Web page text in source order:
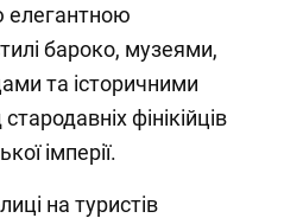
елегантною
бароко, музеями,
та історичними
фінікійців
імперії.
на туристів